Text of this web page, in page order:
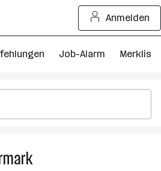
Anmelden
Job-Alarm Merkliste
1